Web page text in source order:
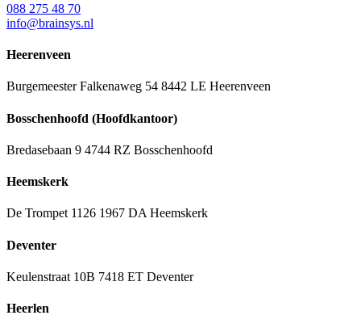
088 275 48 70
info@brainsys.nl
Heerenveen
Burgemeester Falkenaweg 54 8442 LE Heerenveen
Bosschenhoofd (Hoofdkantoor)
Bredasebaan 9 4744 RZ Bosschenhoofd
Heemskerk
De Trompet 1126 1967 DA Heemskerk
Deventer
Keulenstraat 10B 7418 ET Deventer
Heerlen